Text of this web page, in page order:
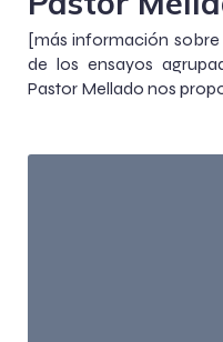
[más información
de los ensayos
Pastor Mellado nos